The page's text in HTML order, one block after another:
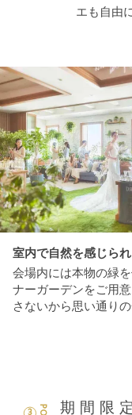
エも自由
室内で自然を感じら
会場内には本物の緑
ナーガーデンをご用
さないから思い通り
期間限